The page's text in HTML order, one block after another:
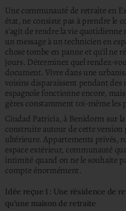
Une communauté de retraite en
état, ne consiste pas à prendre le
s'agit de rendre la vie quotidienne
un message à un technicien en
chose tombe en panne et qu'il ne
jours. Déterminez quel rendez-
document. Vivre dans une
voisins disparaissent pendant des
espagnole fonctionne encore,
gères constamment toi-même les
Ciudad Patricia, à Benidorm sur la
construite autour de cette version
ultérieure. Appartements privés,
espace extérieur, communauté
intimité quand on ne le souhaite
compte énormément.
Idée reçue 1 : Une résidence de
qu'une maison de retraite